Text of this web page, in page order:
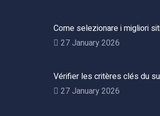
Come selezionare i migliori
27 January 2026
Vérifier les critères clés du
27 January 2026